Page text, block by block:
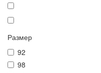
Размер
92
98